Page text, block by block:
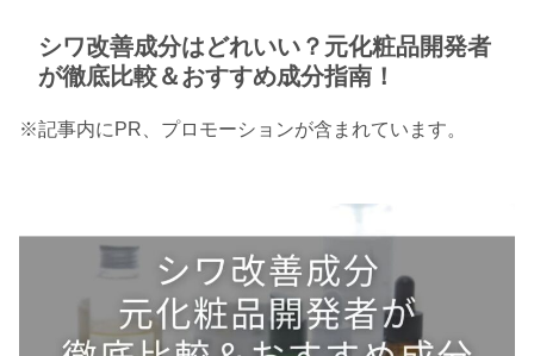
シワ改善成分はどれいい？元化粧品開発者
が徹底比較＆おすすめ成分指南！
※記事内にPR、プロモーションが含まれています。